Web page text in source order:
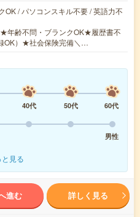
OK / パソコンスキル不要 / 英語力不
年齢不問・ブランクOK★履歴書不
OK）★社会保険完備＼…
40代 50代
60代
男性
と見る
進む 詳しく見る